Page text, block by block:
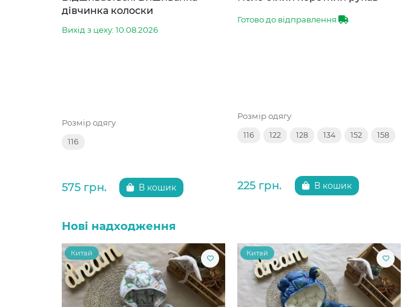
дівчинка колоски
Вихід з цеху: 10.08.2026
Розмір одягу
116
575 грн. В кошик
Готово до відправлення
Розмір одягу
116 122 128 134 152 158
225 грн. В кошик
Нові надходження
Китай Китай